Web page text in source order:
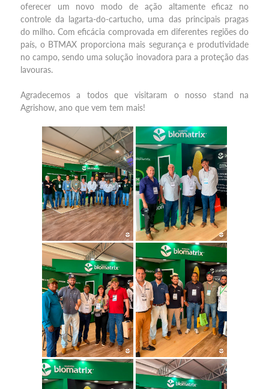
oferecer um novo modo de ação altamente eficaz no
controle da lagarta-do-cartucho, uma das principais pragas
do milho. Com eficácia comprovada em diferentes regiões do
país, o BTMAX proporciona mais segurança e produtividade
no campo, sendo uma solução inovadora para a proteção das
lavouras.
Agradecemos a todos que visitaram o nosso stand na
Agrishow, ano que vem tem mais!